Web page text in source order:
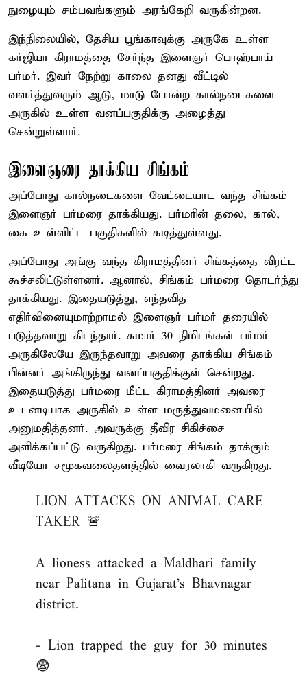
நுழையும் சம்பவங்களும் அரங்கேறி வருகின்றன.
இந்நிலையில், தேசிய பூங்காவுக்கு அருகே உள்ள
கர்ஜியா கிராமத்தை சேர்ந்த இளைஞர் பொஹ்பாய்
பர்மர். இவர் நேற்று காலை தனது வீட்டில்
வளர்த்துவரும் ஆடு, மாடு போன்ற கால்நடைகளை
அருகில் உள்ள வனப்பகுதிக்கு அழைத்து
சென்றுள்ளார்.
இளைஞரை தாக்கிய சிங்கம்
அப்போது கால்நடைகளை வேட்டையாட வந்த சிங்கம்
இளைஞர் பர்மரை தாக்கியது. பர்மரின் தலை, கால்,
கை உள்ளிட்ட பகுதிகளில் கடித்துள்ளது.
அப்போது அங்கு வந்த கிராமத்தினர் சிங்கத்தை விரட்ட
கூச்சலிட்டுள்ளனர். ஆனால், சிங்கம் பர்மரை தொடர்ந்து
தாக்கியது. இதையடுத்து, எந்தவித
எதிர்வினையுமாற்றாமல் இளைஞர் பர்மர் தரையில்
படுத்தவாறு கிடந்தார். சுமார் 30 நிமிடங்கள் பர்மர்
அருகிலேயே இருந்தவாறு அவரை தாக்கிய சிங்கம்
பின்னர் அங்கிருந்து வனப்பகுதிக்குள் சென்றது.
இதையடுத்து பர்மரை மீட்ட கிராமத்தினர் அவரை
உடனடியாக அருகில் உள்ள மருத்துவமனையில்
அனுமதித்தனர். அவருக்கு தீவிர சிகிச்சை
அளிக்கப்பட்டு வருகிறது. பர்மரை சிங்கம் தாக்கும்
வீடியோ சமூகவலைதளத்தில் வைரலாகி வருகிறது.
LION ATTACKS ON ANIMAL CARE
TAKER 🚨
A lioness attacked a Maldhari family
near Palitana in Gujarat's Bhavnagar
district.
- Lion trapped the guy for 30 minutes
😨